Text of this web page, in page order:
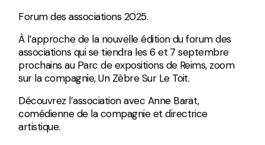
Forum des associations 2025.
À l’approche de la nouvelle édition du forum des
associations qui se tiendra les 6 et 7 septembre
prochains au Parc de expositions de Reims, zoom
sur la compagnie, Un Zèbre Sur Le Toit.
Découvrez l’association avec Anne Barat,
comédienne de la compagnie et directrice
artistique.